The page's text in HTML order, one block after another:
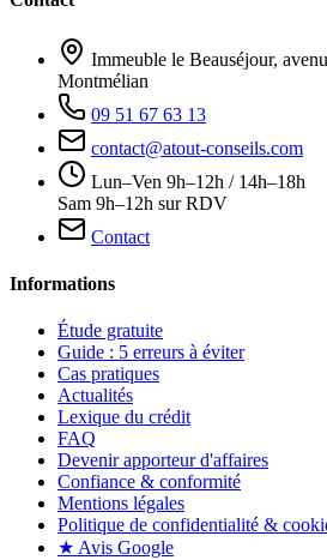
Immeuble le Beauséjour,
Montmélian
09 51 67 63 13
contact@atout-conseils.com
Lun–Ven 9h–12h / 14h–18h
Sam 9h–12h sur RDV
Contact
Informations
Étude gratuite
Guide : 5 erreurs à éviter
Cas pratiques
Actualités
Lexique du crédit
FAQ
Devenir apporteur d'affaires
Confiance & conformité
Mentions légales
Politique de confidentialité &
★ Avis Google